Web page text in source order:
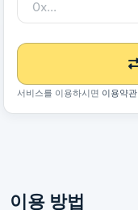
서비스를 이용하시면 이용약관
이용 방법